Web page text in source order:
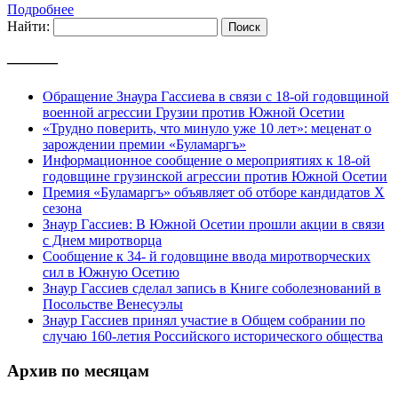
Подробнее
Найти:
———
Обращение Знаура Гассиева в связи с 18-ой годовщиной
военной агрессии Грузии против Южной Осетии
«Трудно поверить, что минуло уже 10 лет»: меценат о
зарождении премии «Буламаргъ»
Информационное сообщение о мероприятиях к 18-ой
годовщине грузинской агрессии против Южной Осетии
Премия «Буламаргъ» объявляет об отборе кандидатов Х
сезона
Знаур Гассиев: В Южной Осетии прошли акции в связи
с Днем миротворца
Сообщение к 34- й годовщине ввода миротворческих
сил в Южную Осетию
Знаур Гассиев сделал запись в Книге соболезнований в
Посольстве Венесуэлы
Знаур Гассиев принял участие в Общем собрании по
случаю 160-летия Российского исторического общества
Архив по месяцам